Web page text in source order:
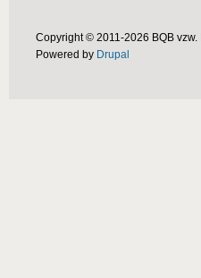
Copyright © 2011-2026 BQB vzw.
Powered by Drupal